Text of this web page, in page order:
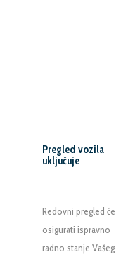
Pregled vozila
uključuje
Redovni pregled će
osigurati ispravno
radno stanje Vašeg